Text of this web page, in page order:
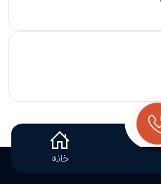
خانه